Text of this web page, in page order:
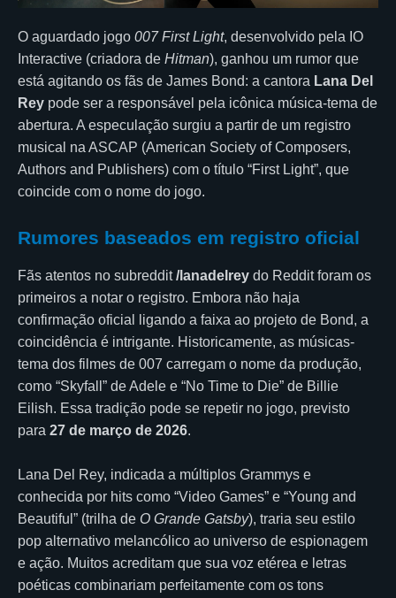
O aguardado jogo 007 First Light, desenvolvido pela IO
Interactive (criadora de Hitman), ganhou um rumor que
está agitando os fãs de James Bond: a cantora Lana Del
Rey pode ser a responsável pela icônica música-tema de
abertura. A especulação surgiu a partir de um registro
musical na ASCAP (American Society of Composers,
Authors and Publishers) com o título “First Light”, que
coincide com o nome do jogo.
Rumores baseados em registro oficial
Fãs atentos no subreddit/lanadelrey do Reddit foram os
primeiros a notar o registro. Embora não haja
confirmação oficial ligando a faixa ao projeto de Bond, a
coincidência é intrigante. Historicamente, as músicas-
tema dos filmes de 007 carregam o nome da produção,
como “Skyfall” de Adele e “No Time to Die” de Billie
Eilish. Essa tradição pode se repetir no jogo, previsto
para 27 de março de 2026.
Lana Del Rey, indicada a múltiplos Grammys e
conhecida por hits como “Video Games” e “Young and
Beautiful” (trilha de O Grande Gatsby), traria seu estilo
pop alternativo melancólico ao universo de espionagem
e ação. Muitos acreditam que sua voz etérea e letras
poéticas combinariam perfeitamente com os tons